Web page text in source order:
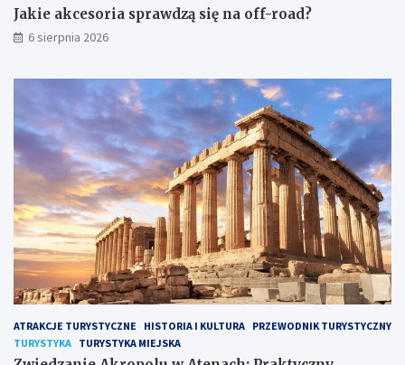
Jakie akcesoria sprawdzą się na off-road?
6 sierpnia 2026
ATRAKCJE TURYSTYCZNE HISTORIA I KULTURA PRZEWODNIK TURYSTYCZNY
TURYSTYKA TURYSTYKA MIEJSKA